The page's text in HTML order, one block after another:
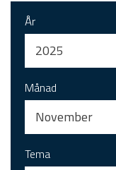
År
2025
Månad
November
Tema